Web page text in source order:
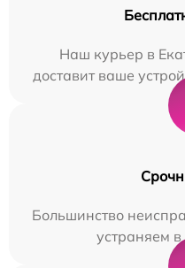
Наш курьер в
доставит ваше
Большинство
устраняем в